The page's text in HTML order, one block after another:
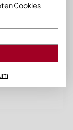
Cookies